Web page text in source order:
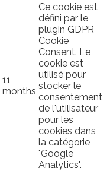
11
months
Ce cookie est
défini par le
plugin GDPR
Cookie
Consent. Le
cookie est
utilisé pour
stocker le
consentement
de l'utilisateur
pour les
cookies dans
la catégorie
"Google
Analytics".